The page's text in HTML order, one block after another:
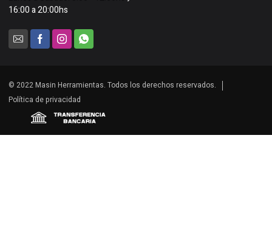
16:00 a 20:00hs
© 2022 Masin Herramientas. Todos los derechos reservados.
Política de privacidad